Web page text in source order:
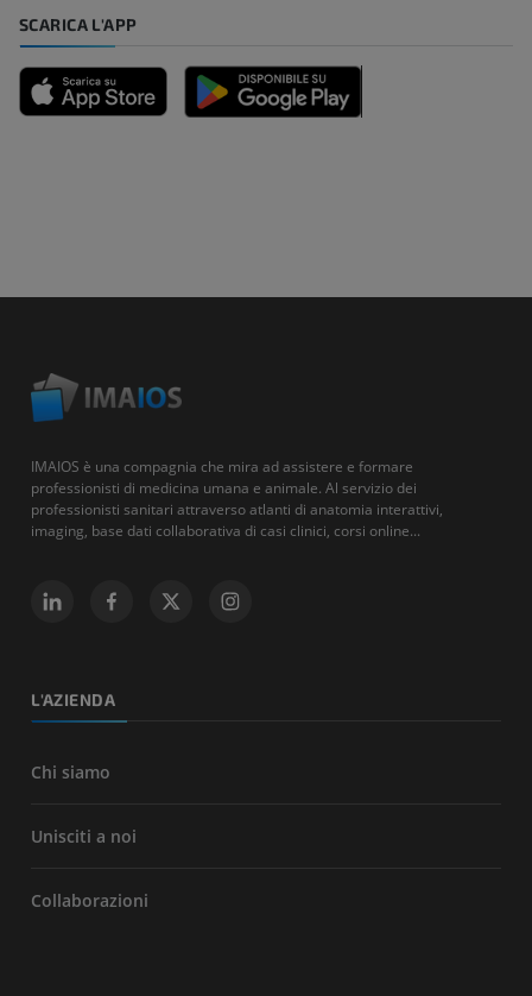
SCARICA L'APP
IMAIOS è una compagnia che mira ad assistere e formare
professionisti di medicina umana e animale. Al servizio dei
professionisti sanitari attraverso atlanti di anatomia interattivi,
imaging, base dati collaborativa di casi clinici, corsi online...
L'AZIENDA
Chi siamo
Unisciti a noi
Collaborazioni